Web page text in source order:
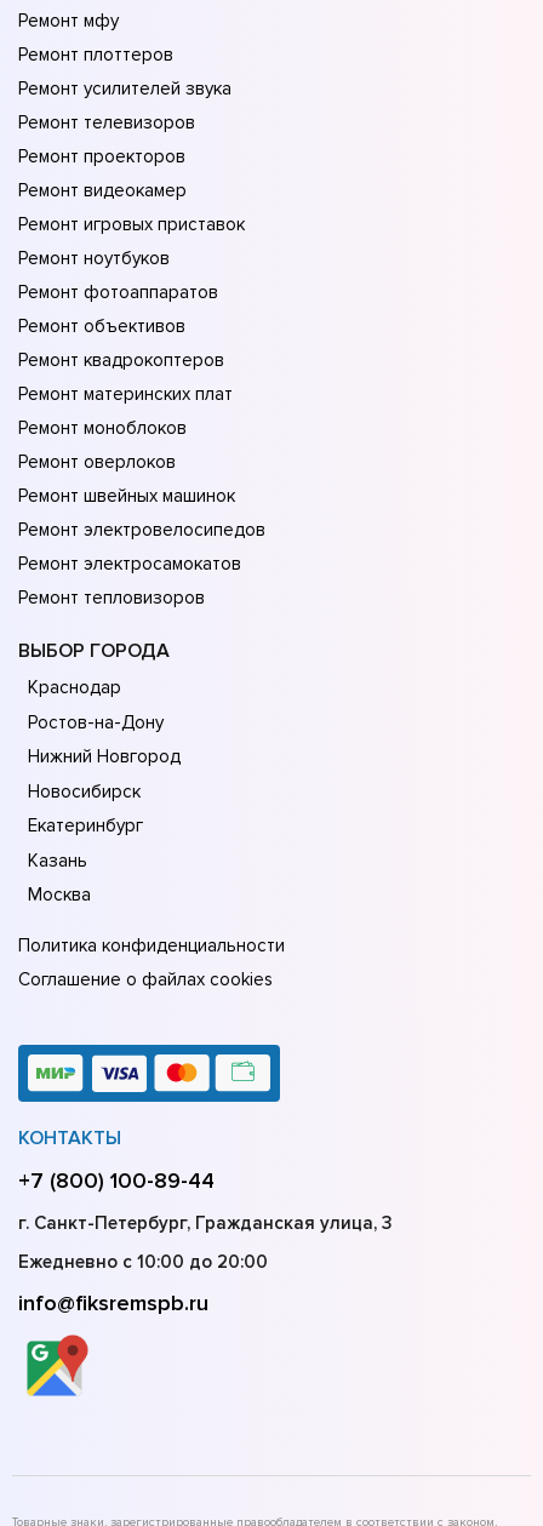
Ремонт мфу
Ремонт плоттеров
Ремонт усилителей звука
Ремонт телевизоров
Ремонт проекторов
Ремонт видеокамер
Ремонт игровых приставок
Ремонт ноутбуков
Ремонт фотоаппаратов
Ремонт объективов
Ремонт квадрокоптеров
Ремонт материнских плат
Ремонт моноблоков
Ремонт оверлоков
Ремонт швейных машинок
Ремонт электровелосипедов
Ремонт электросамокатов
Ремонт тепловизоров
ВЫБОР ГОРОДА
Краснодар
Ростов-на-Дону
Нижний Новгород
Новосибирск
Екатеринбург
Казань
Москва
Политика конфиденциальности
Соглашение о файлах cookies
КОНТАКТЫ
+7 (800) 100-89-44
г. Санкт-Петербург, Гражданская улица, 3
Ежедневно с 10:00 до 20:00
info@fiksremspb.ru
Товарные знаки, зарегистрированные правообладателем в соответствии с законом,